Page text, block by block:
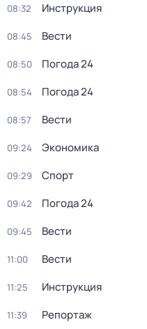
08:32 Инструкция
08:45 Вести
08:50 Погода 24
08:54 Погода 24
08:57 Вести
09:24 Экономика
09:29 Спорт
09:42 Погода 24
09:45 Вести
11:00 Вести
11:25 Инструкция
11:39 Репортаж